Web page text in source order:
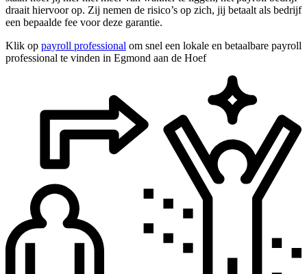
draait hiervoor op. Zij nemen de risico’s op zich, jij betaalt als bedrijf
een bepaalde fee voor deze garantie.
Klik op payroll professional om snel een lokale en betaalbare payroll
professional te vinden in Egmond aan de Hoef